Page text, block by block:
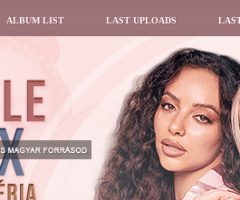
ALBUM LIST LAST UPLOADS